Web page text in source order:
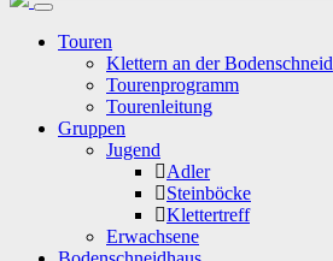
Touren
Klettern an der Bodenschneid
Tourenprogramm
Tourenleitung
Gruppen
Jugend
Adler
Steinböcke
Klettertreff
Erwachsene